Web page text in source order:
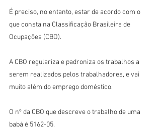
É preciso, no entanto, estar de acordo com o
que consta na Classificação Brasileira de
Ocupações (CBO).
A CBO regulariza e padroniza os trabalhos a
serem realizados pelos trabalhadores, e vai
muito além do emprego doméstico.
O nº da CBO que descreve o trabalho de uma
babá é 5162-05.